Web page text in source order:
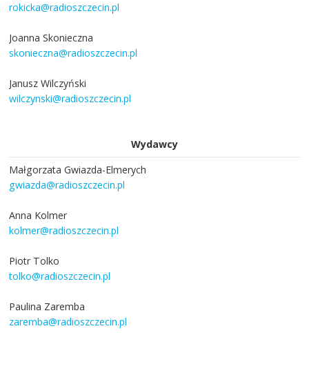
rokicka@radioszczecin.pl
Joanna Skonieczna
skonieczna@radioszczecin.pl
Janusz Wilczyński
wilczynski@radioszczecin.pl
Wydawcy
Małgorzata Gwiazda-Elmerych
gwiazda@radioszczecin.pl
Anna Kolmer
kolmer@radioszczecin.pl
Piotr Tolko
tolko@radioszczecin.pl
Paulina Zaremba
zaremba@radioszczecin.pl